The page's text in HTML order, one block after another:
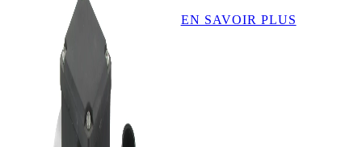
EN SAVOIR PLUS